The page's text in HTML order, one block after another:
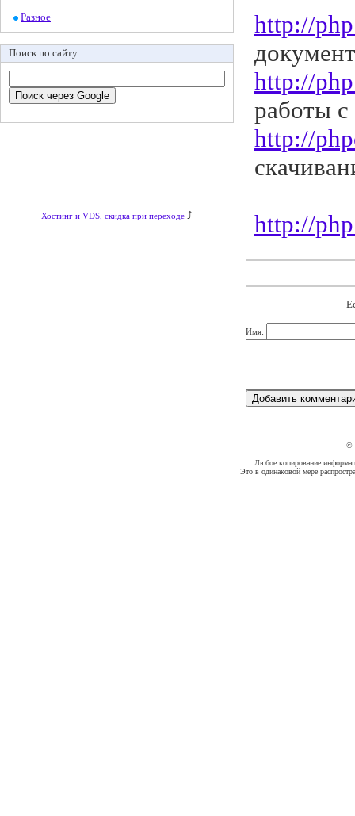
Разное
Поиск по сайту
Хостинг и VDS, скидка при переходе ⤴
http://
http://
работы
http://
http://
Имя:
©
Любое копирование
Это в одинаковой мере